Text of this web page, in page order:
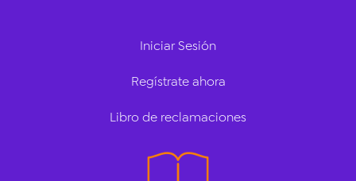
Iniciar Sesión
Regístrate ahora
Libro de reclamaciones